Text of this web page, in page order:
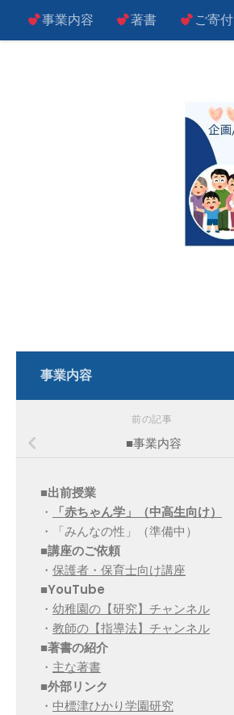
コンテンツへスキップ
事業内容 著書 ご寄付
事業内容
前の記事
■事業内容
■出前授業
・
「赤ちゃん学」（中高生向け）
・「みんなの性」（準備中）
■講座のご依頼
・ 保護者・保育士向け講座
■YouTube
・ 幼稚園の【研究】チャンネル
・ 教師の【指導法】チャンネル
■著書の紹介
・ 主な著書
■外部リンク
・ 中標津ひかり学園研究